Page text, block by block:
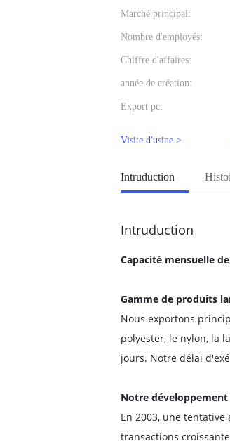
Marché principal:
Nombre d'employés:
Chiffre d'affaires:
année de création:
Export pc:
Visite d'usine >
Intruduction
Intruduction
Capacité mensuelle
Gamme de produits
Nous exportons
polyester, le nylon, la
jours. Notre délai
Notre
En 2003, une
transactions